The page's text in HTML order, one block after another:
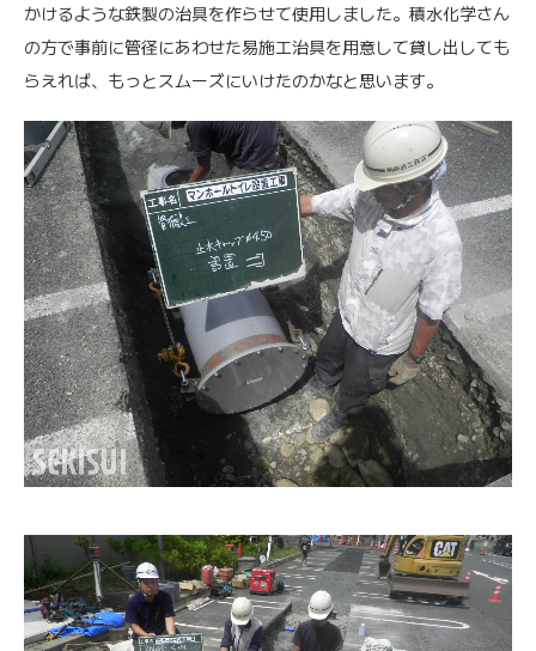
かけるような鉄製の治具を作らせて使用しました。積水化学さん
の方で事前に管径にあわせた易施工治具を用意して貸し出しても
らえれば、もっとスムーズにいけたのかなと思います。